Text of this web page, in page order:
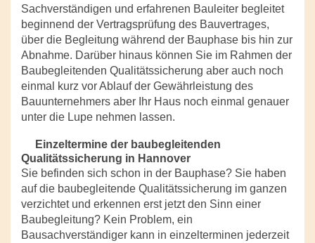
Sachverständigen und erfahrenen Bauleiter begleitet
beginnend der Vertragsprüfung des Bauvertrages,
über die Begleitung während der Bauphase bis hin zur
Abnahme. Darüber hinaus können Sie im Rahmen der
Baubegleitenden Qualitätssicherung aber auch noch
einmal kurz vor Ablauf der Gewährleistung des
Bauunternehmers aber Ihr Haus noch einmal genauer
unter die Lupe nehmen lassen.
Einzeltermine der baubegleitenden
Qualitätssicherung in Hannover
Sie befinden sich schon in der Bauphase? Sie haben
auf die baubegleitende Qualitätssicherung im ganzen
verzichtet und erkennen erst jetzt den Sinn einer
Baubegleitung? Kein Problem, ein
Bausachverständiger kann in einzelterminen jederzeit